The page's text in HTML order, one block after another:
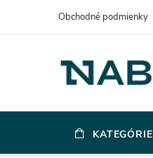
Obchodné podmienky
KATEGÓRIE